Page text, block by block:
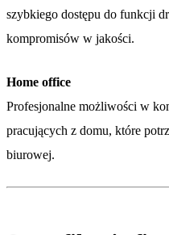
szybkiego dostępu do funkcji
kompromisów w jakości.
Home office
Profesjonalne możliwości w
pracujących z domu, które
biurowej.